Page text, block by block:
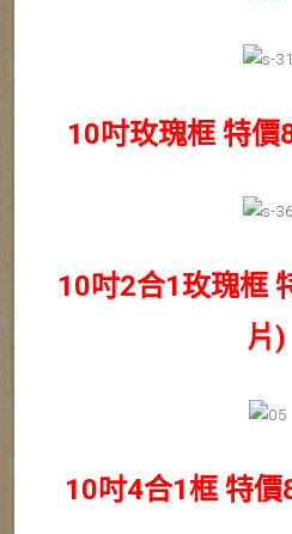
10吋玫瑰框 特價
10吋2合1玫瑰框
片)
10吋4合1框 特